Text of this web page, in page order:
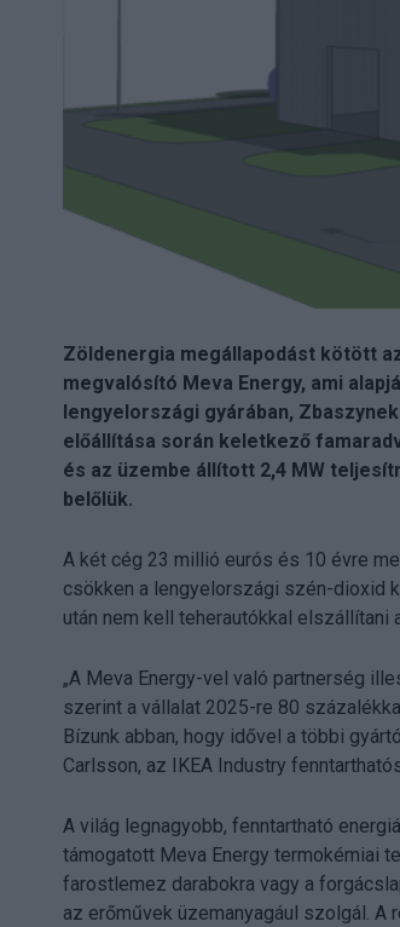
Zöldenergia megállapodást kötött
megvalósító Meva Energy, ami
lengyelországi gyárában,
előállítása során keletkező
és az üzembe állított 2,4 MW
belőlük.
A két cég 23 millió eurós és 10 évre
csökken a lengyelországi szén-dioxid
után nem kell teherautókkal
„A Meva Energy-vel való partnerség
szerint a vállalat 2025-re 80
Bízunk abban, hogy idővel a többi
Carlsson, az IKEA Industry
A világ legnagyobb, fenntartható
támogatott Meva Energy termokémiai
farostlemez darabokra vagy a
az erőművek üzemanyagául szolgál.